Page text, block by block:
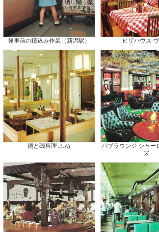
発車前の積込み作業（新潟駅） ピザハウス
鍋と磯料理 ふね
パブラウンジ シャー
ズ